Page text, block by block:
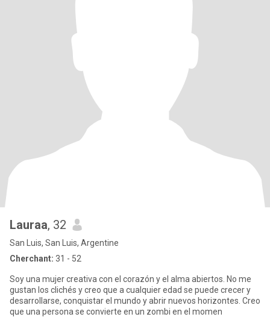
Lauraa, 32
San Luis, San Luis, Argentine
Cherchant: 31 - 52
Soy una mujer creativa con el corazón y el alma abiertos. No me
gustan los clichés y creo que a cualquier edad se puede crecer y
desarrollarse, conquistar el mundo y abrir nuevos horizontes. Creo
que una persona se convierte en un zombi en el momen